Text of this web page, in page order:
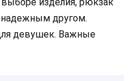
изделия, рюкзак
надежным другом.
девушек. Важные